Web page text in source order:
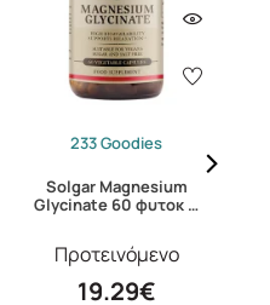
233 Goodies
Solgar Magnesium
Glycinate 60 φυτοκ …
Προτεινόμενο
19.29€